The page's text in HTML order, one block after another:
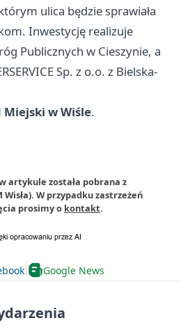
ulica będzie sprawiała
Inwestycję realizuje
Publicznych w Cieszynie, a
Sp. z o.o. z Bielska-
Miejski w Wiśle.
artykule została pobrana z
W przypadku zastrzeżeń
prosimy o kontakt.
Google News